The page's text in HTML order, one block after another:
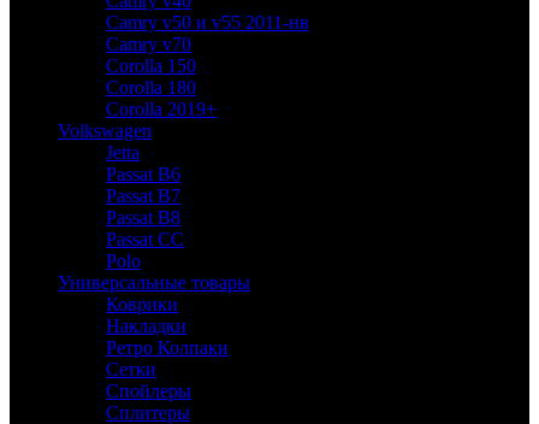
Camry v50 и v55 2011-нв
Camry v70
Corolla 150
Corolla 180
Corolla 2019+
Volkswagen
Jetta
Passat B6
Passat B7
Passat B8
Passat CC
Polo
Универсальные товары
Коврики
Накладки
Ретро Колпаки
Сетки
Спойлеры
Сплитеры